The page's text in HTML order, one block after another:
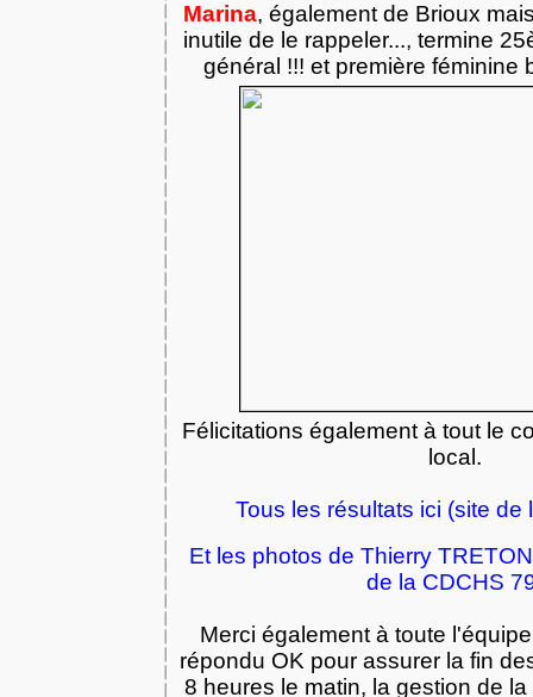
Marina, également de Brioux
inutile de le rappeler..., termine
général !!! et première féminine
Félicitations également à tout le
local.
Tous les résultats ici (site de
Et les photos de Thierry
de la CDCHS
Merci également à toute
répondu OK pour assurer la fin
8 heures le matin, la gestion de